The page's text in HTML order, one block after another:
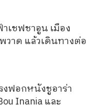
เชฟชาอูน เมือง
วาด แล้วเดินทางต่อ
งฟอกหนังชูอาร่า
Inania และ